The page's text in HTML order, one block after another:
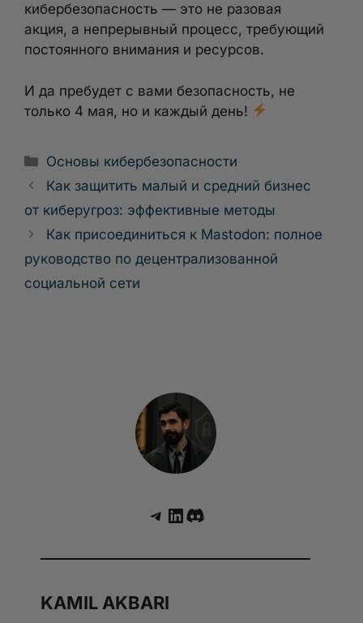
кибербезопасность — это не разовая
акция, а непрерывный процесс, требующий
постоянного внимания и ресурсов.
И да пребудет с вами безопасность, не
только 4 мая, но и каждый день!
Рубрики
Основы кибербезопасности
Как защитить малый и средний бизнес
от киберугроз: эффективные методы
Как присоединиться к Mastodon: полное
руководство по децентрализованной
социальной сети
Telegram
LinkedIn
Discord
KAMIL AKBARI